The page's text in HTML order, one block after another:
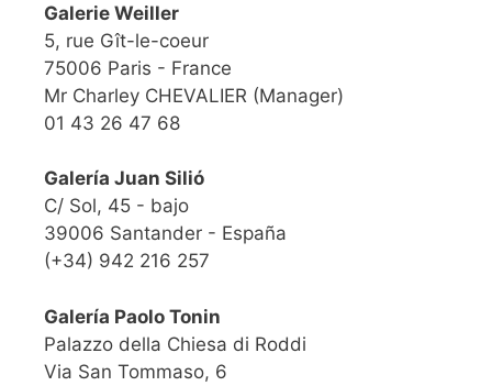
Galerie Weiller
5, rue Gît-le-coeur
75006 Paris - France
Mr Charley CHEVALIER (Manager)
01 43 26 47 68
Galería Juan Silió
C/ Sol, 45 - bajo
39006 Santander - España
(+34) 942 216 257
Galería Paolo Tonin
Palazzo della Chiesa di Roddi
Via San Tommaso, 6